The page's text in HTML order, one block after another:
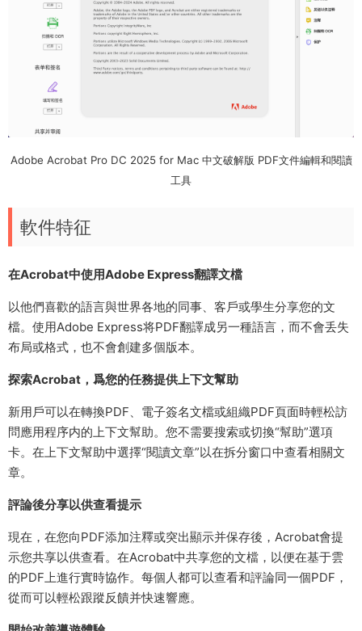
Adobe Acrobat Pro DC 2025 for Mac 中文破解版 PDF文件編輯和閱讀
工具
軟件特征
在Acrobat中使用Adobe Express翻譯文檔
以他們喜歡的語言與世界各地的同事、客戶或學生分享您的文
檔。使用Adobe Express将PDF翻譯成另一種語言，而不會丢失
布局或格式，也不會創建多個版本。
探索Acrobat，爲您的任務提供上下文幫助
新用戶可以在轉換PDF、電子簽名文檔或組織PDF頁面時輕松訪
問應用程序内的上下文幫助。您不需要搜索或切換“幫助”選項
卡。在上下文幫助中選擇“閱讀文章”以在拆分窗口中查看相關文
章。
評論後分享以供查看提示
現在，在您向PDF添加注釋或突出顯示并保存後，Acrobat會提
示您共享以供查看。在Acrobat中共享您的文檔，以便在基于雲
的PDF上進行實時協作。每個人都可以查看和評論同一個PDF，
從而可以輕松跟蹤反饋并快速響應。